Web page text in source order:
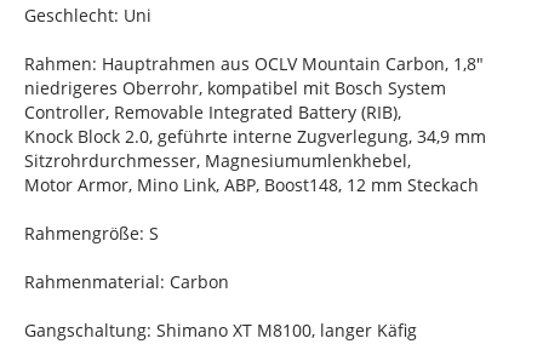
Geschlecht: Uni
Rahmen: Hauptrahmen aus OCLV Mountain Carbon, 1,8"
niedrigeres Oberrohr, kompatibel mit Bosch System
Controller, Removable Integrated Battery (RIB),
Knock Block 2.0, geführte interne Zugverlegung, 34,9 mm
Sitzrohrdurchmesser, Magnesiumumlenkhebel,
Motor Armor, Mino Link, ABP, Boost148, 12 mm Steckach
Rahmengröße: S
Rahmenmaterial: Carbon
Gangschaltung: Shimano XT M8100, langer Käfig